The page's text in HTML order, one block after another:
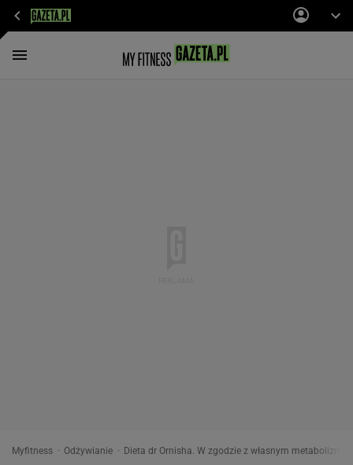
Myfitness Odżywianie Dieta dr Ornisha. W zgodzie z własnym